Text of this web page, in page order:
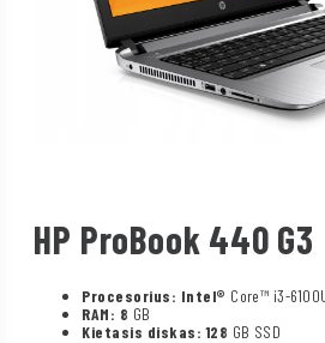
HP ProBook 440 G3
Procesorius: Intel® Core™ i3-
RAM: 8 GB
Kietasis diskas: 128 GB SSD